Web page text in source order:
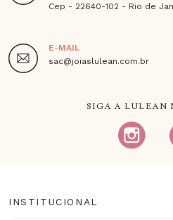
Cep - 22640-102 - Rio de
E-MAIL
sac@joiaslulean.com.br
SIGA A LULEAN
INSTITUCIONAL